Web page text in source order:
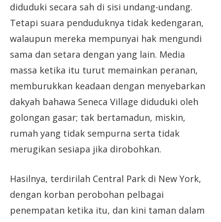
diduduki secara sah di sisi undang-undang.
Tetapi suara penduduknya tidak kedengaran,
walaupun mereka mempunyai hak mengundi
sama dan setara dengan yang lain. Media
massa ketika itu turut memainkan peranan,
memburukkan keadaan dengan menyebarkan
dakyah bahawa Seneca Village diduduki oleh
golongan gasar; tak bertamadun, miskin,
rumah yang tidak sempurna serta tidak
merugikan sesiapa jika dirobohkan.
Hasilnya, terdirilah Central Park di New York,
dengan korban perobohan pelbagai
penempatan ketika itu, dan kini taman dalam